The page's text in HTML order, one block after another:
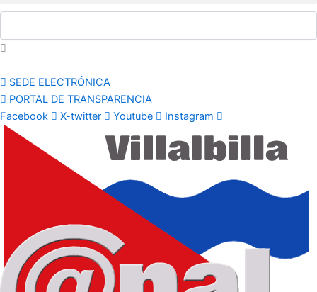
SEDE ELECTRÓNICA
PORTAL DE TRANSPARENCIA
Facebook
X-twitter Youtube Instagram